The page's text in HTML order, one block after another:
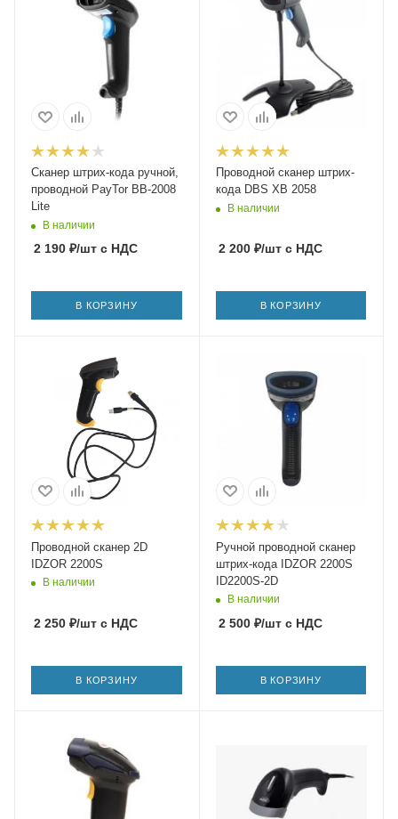
Сканер штрих-кода ручной,
проводной PayTor BB-2008
Lite
В наличии
2 190 ₽/шт с НДС
В КОРЗИНУ
Проводной сканер штрих-
кода DBS XB 2058
В наличии
2 200₽/штс НДС
В КОРЗИНУ
Проводной сканер 2D
IDZOR 2200S
В наличии
2 250 ₽/шт с НДС
В КОРЗИНУ
Ручной проводной сканер
штрих-кода IDZOR 2200S
ID2200S-2D
В наличии
2 500₽/штс НДС
В КОРЗИНУ